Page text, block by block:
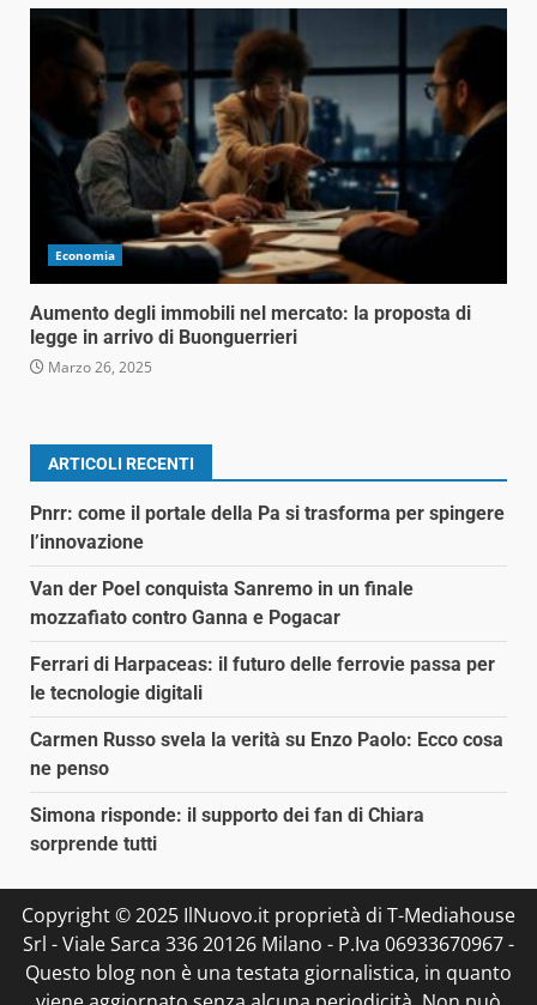
Economia
Aumento degli immobili nel mercato: la proposta di
legge in arrivo di Buonguerrieri
Marzo 26, 2025
ARTICOLI RECENTI
Pnrr: come il portale della Pa si trasforma per spingere
l’innovazione
Van der Poel conquista Sanremo in un finale
mozzafiato contro Ganna e Pogacar
Ferrari di Harpaceas: il futuro delle ferrovie passa per
le tecnologie digitali
Carmen Russo svela la verità su Enzo Paolo: Ecco cosa
ne penso
Simona risponde: il supporto dei fan di Chiara
sorprende tutti
Copyright © 2025 IlNuovo.it proprietà di T-Mediahouse
Srl - Viale Sarca 336 20126 Milano - P.Iva 06933670967 -
Questo blog non è una testata giornalistica, in quanto